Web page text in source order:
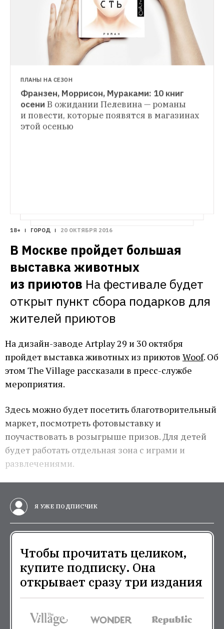
В Москве пройдет ярмарка
интеллектуальной литературы Почетным
гостем ярмарки станет Великобритания
ГИД THE VILLAGE
Новые классики: Главные писатели XXI
века, которых нужно читатьСамое важное
у Джонатана Франзена и Донны Тартт,
ПЛАНЫ НА СЕЗОН
Франзен, Моррисон, Мураками: 10 книг
осени В ожидании Пелевина — романы
и повести, которые появятся в магазинах
этой осенью
18+ ГОРОД 20 ОКТЯБРЯ 2016
В Москве пройдет большая
выставка животных
из приютов На фестивале будет
открыт пункт сбора подарков для
жителей приютов
На дизайн-заводе Artplay 29 и 30 октября
пройдет выставка животных из приютов Woof. Об
этом The Village рассказали в пресс-службе
мероприятия.
Здесь можно будет посетить благотворительный
маркет, посмотреть фотовыставку и
поучаствовать в розыгрыше призов. Для детей
будет работать отдельная зона с играми и
развлечениями.
Я УЖЕ ПОДПИСЧИК
Чтобы прочитать целиком,
купите подписку. Она
открывает сразу три издания